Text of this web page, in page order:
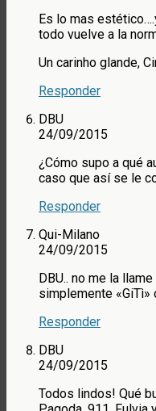
Es lo mas
todo vuelve a la
Un carinho glande,
Responder
DBU
24/09/2015
¿Cómo supo a qué
caso que así se le
Responder
Qui-Milano
24/09/2015
DBU.. no me la
simplemente
Responder
DBU
24/09/2015
Todos lindos! Qué